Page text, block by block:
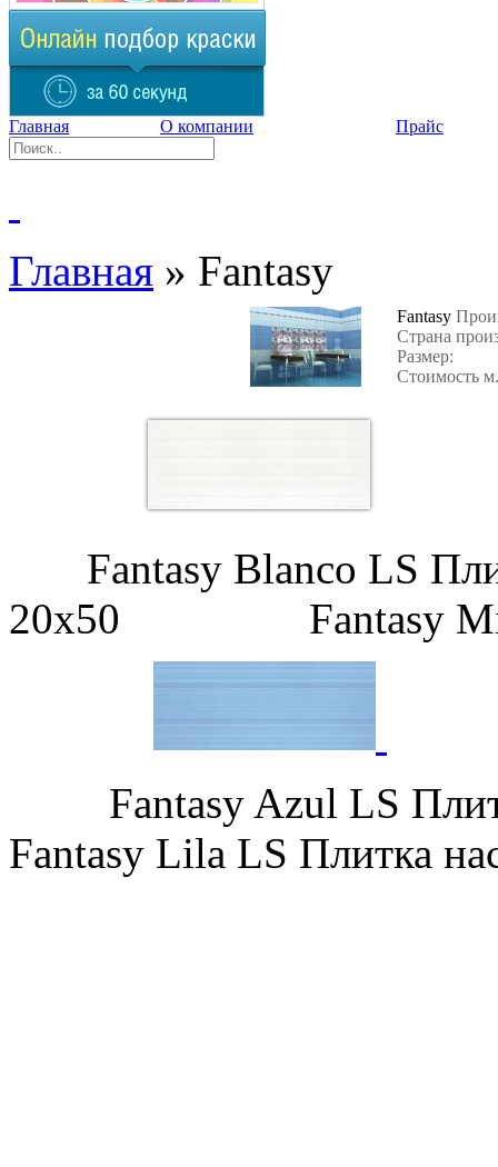
Главная О компании Прайс
Главная » Fantasy
Fantasy
Страна
Размер:
Стоимость
Fantasy Blanco LS
20х50 Fantasy Mix
Fantasy Azul LS
Fantasy Lila LS Плитка